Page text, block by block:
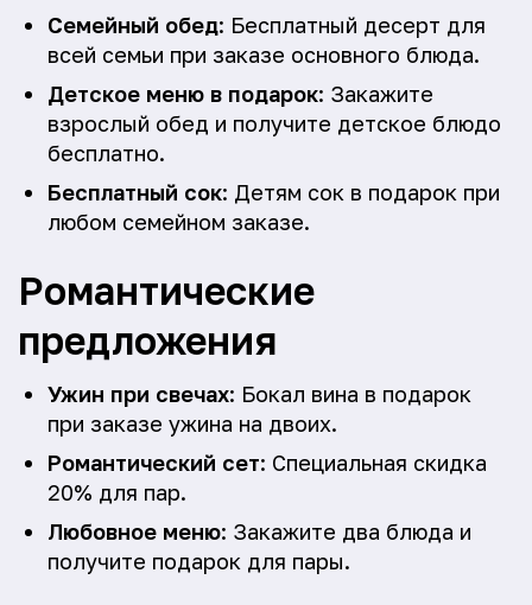
Семейный обед: Бесплатный десерт для
всей семьи при заказе основного блюда.
Детское меню в подарок: Закажите
взрослый обед и получите детское блюдо
бесплатно.
Бесплатный сок: Детям сок в подарок при
любом семейном заказе.
Романтические
предложения
Ужин при свечах: Бокал вина в подарок
при заказе ужина на двоих.
Романтический сет: Специальная скидка
20% для пар.
Любовное меню: Закажите два блюда и
получите подарок для пары.